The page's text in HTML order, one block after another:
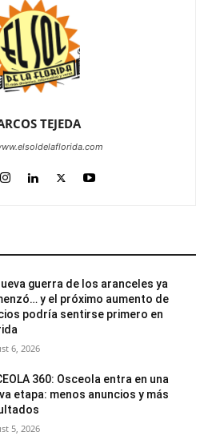
TEJEDA
guerra de los aranceles ya
y el próximo aumento de
podría sentirse primero en
6, 2026
360: Osceola entra en una
etapa: menos anuncios y más
5, 2026